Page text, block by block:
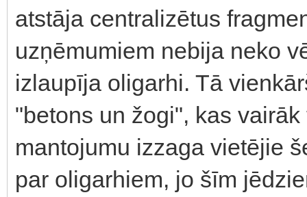
atstāja centralizētus
uzņēmumiem nebija neko
izlaupīja oligarhi. Tā
"betons un žogi", kas
mantojumu izzaga vietējie
par oligarhiem, jo šīm